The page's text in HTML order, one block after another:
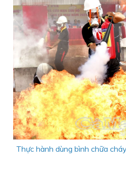
Thực hành dùng bình chữa